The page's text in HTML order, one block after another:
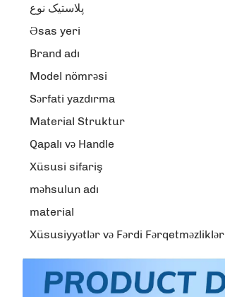
پلاستیک نوع
Əsas yeri
Brand adı
Model nömrəsi
Sərfati yazdırma
Material Struktur
Qapalı və Handle
Xüsusi sifariş
məhsulun adı
material
Xüsusiyyətlər və Fərdi Fərqetməzliklər